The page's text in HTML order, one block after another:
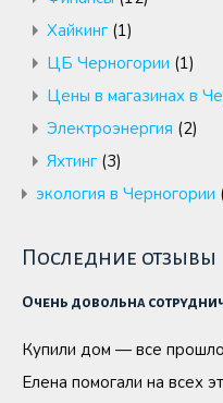
Хайкинг (1)
ЦБ Черногории (1)
Цены в магазинах в
Электроэнергия (2)
Яхтинг (3)
экология в Черногории
Последние отзывы
Очень довольна
Купили дом — все
Елена помогали на всех